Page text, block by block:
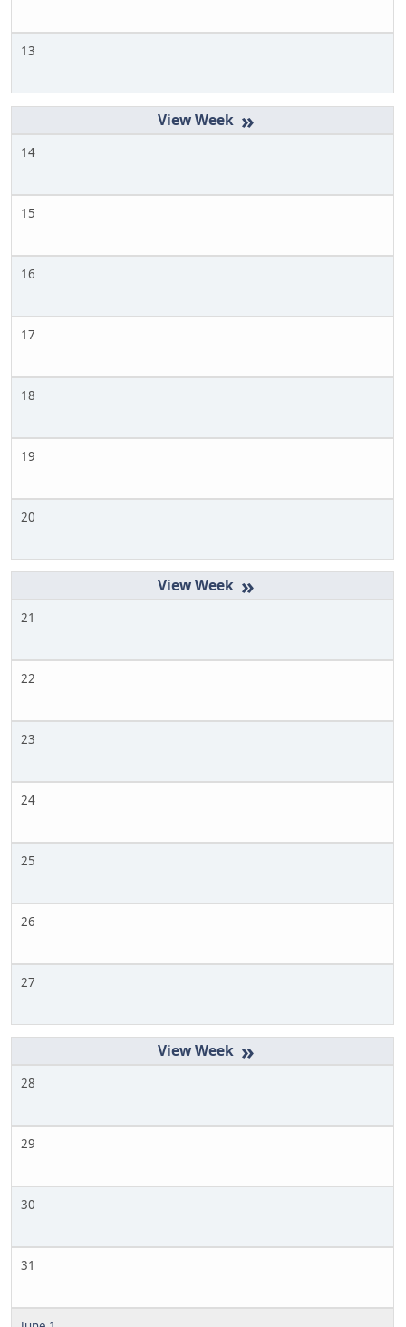
13
»
14
15
16
17
18
19
20
»
21
22
23
24
25
26
27
»
28
29
30
31